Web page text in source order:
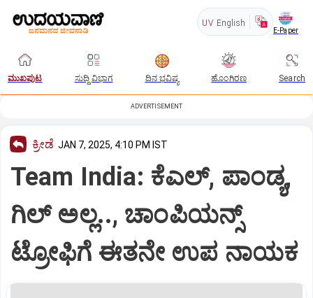
UV English
E-Paper
ಮುಖಪುಟ ಸುದ್ದಿ ವಿಭಾಗ ದಿನ ಭವಿಷ್ಯ ಹೊಂಗಿರಣ Search
ADVERTISEMENT
ಕ್ರೀಡೆ JAN 7, 2025, 4:10 PM IST
Team India: ಕೆಎಲ್‌, ಪಾಂಡ್ಯ,
ಗಿಲ್‌ ಅಲ್ಲ.., ಚಾಂಪಿಯನ್ಸ್‌
ಟ್ರೋಫಿಗೆ ಈತನೇ ಉಪ ನಾಯಕ